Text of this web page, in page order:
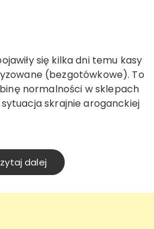
(bezgotówkowe). To
normalności w sklepach
skrajnie aroganckiej
dalej